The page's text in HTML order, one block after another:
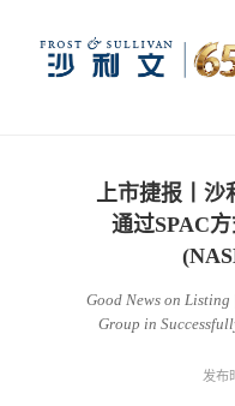
行业研究
上市捷报丨沙
通过SPAC
Good News on
Group in
发布